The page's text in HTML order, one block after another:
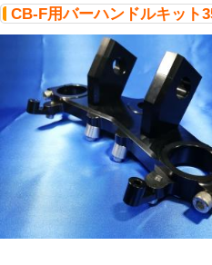
CB-F用バーハンドルキット